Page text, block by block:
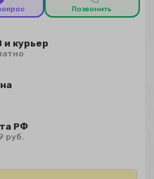
Позвонить
и курьер
РФ
руб.